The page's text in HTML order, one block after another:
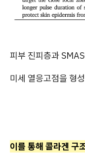
피부 진피층과
미세 열응고점을 형
이를 통해 콜라겐 구